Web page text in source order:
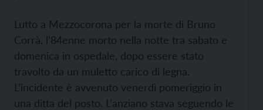
Lutto a Mezzocorona per la morte di Bruno
Corrà, l’84enne morto nella notte tra sabato e
domenica in ospedale, dopo essere stato
travolto da un muletto carico di legna.
L’incidente è avvenuto venerdì pomeriggio in
una ditta del posto. L’anziano stava seguendo le